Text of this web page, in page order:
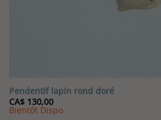
Pendentif lapin rond doré
CA$130,00
Bientôt Dispo